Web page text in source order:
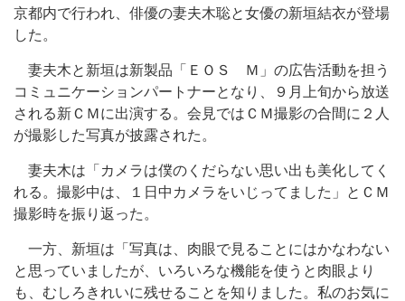
京都内で行われ、俳優の妻夫木聡と女優の新垣結衣が登場
した。
妻夫木と新垣は新製品「ＥＯＳ Ｍ」の広告活動を担う
コミュニケーションパートナーとなり、９月上旬から放送
される新ＣＭに出演する。会見ではＣＭ撮影の合間に２人
が撮影した写真が披露された。
妻夫木は「カメラは僕のくだらない思い出も美化してく
れる。撮影中は、１日中カメラをいじってました」とＣＭ
撮影時を振り返った。
一方、新垣は「写真は、肉眼で見ることにはかなわない
と思っていましたが、いろいろな機能を使うと肉眼より
も、むしろきれいに残せることを知りました。私のお気に